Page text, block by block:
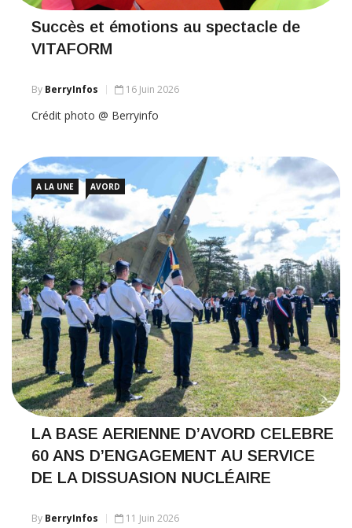
Succès et émotions au spectacle de
VITAFORM
By BerryInfos 16 Juin 2026
Crédit photo @ Berryinfo
A LA UNE AVORD
LA BASE AERIENNE D’AVORD CELEBRE
60 ANS D’ENGAGEMENT AU SERVICE
DE LA DISSUASION NUCLÉAIRE
By BerryInfos 11 Juin 2026